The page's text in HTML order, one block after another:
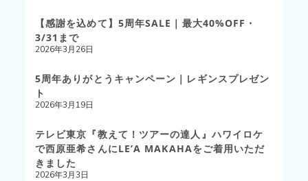
【感謝を込めて】5周年SALE｜最大40%OFF・
3/31まで
2026年3月26日
5周年ありがとうキャンペーン｜レギンスプレゼン
ト
2026年3月19日
テレビ東京『教えて！ツアーの達人』ハワイロケ
で西原亜希さんにLE’A MAKAHAをご着用いただ
きました
2026年3月3日